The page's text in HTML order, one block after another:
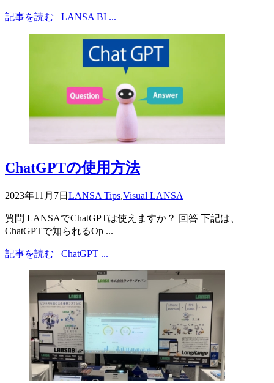
記事を読む LANSA BI ...
ChatGPTの使用方法
2023年11月7日 LANSA Tips,Visual LANSA
質問 LANSAでChatGPTは使えますか？ 回答 下記は、
ChatGPTで知られるOp ...
記事を読む ChatGPT ...